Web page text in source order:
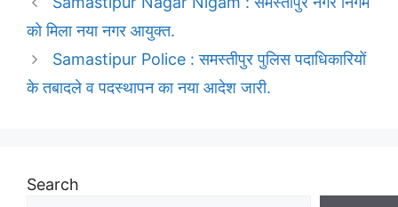
को मिला नया नगर आयुक्त.
Samastipur Police : समस्तीपुर पुलिस पदाधिकारियों
के तबादले व पदस्थापन का नया आदेश जारी.
Search